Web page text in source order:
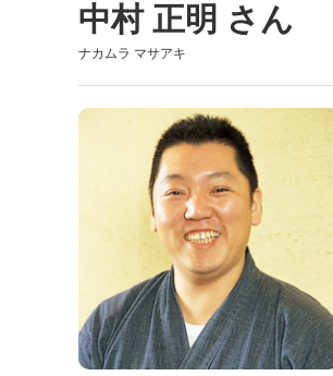
中村 正明 さん
ナカムラ マサアキ